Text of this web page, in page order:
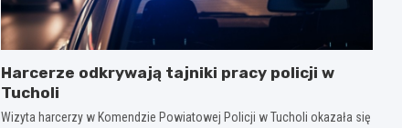
Harcerze odkrywają tajniki pracy policji w
Tucholi
Wizyta harcerzy w Komendzie Powiatowej Policji w Tucholi okazała się